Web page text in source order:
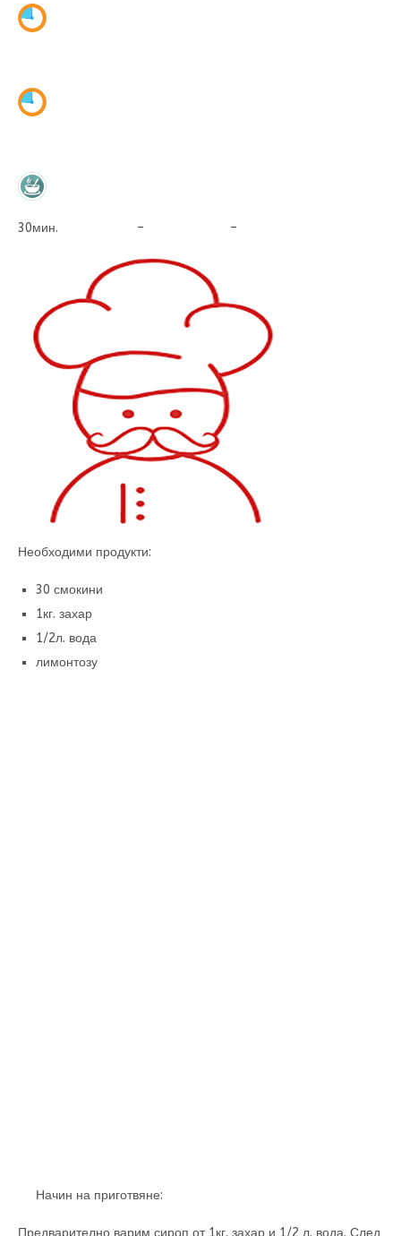
30мин. – –
Необходими продукти:
30 смокини
1кг. захар
1/2л. вода
лимонтозу
Начин на приготвяне:
Предварително варим сироп от 1кг. захар и 1/2 л. вода. След